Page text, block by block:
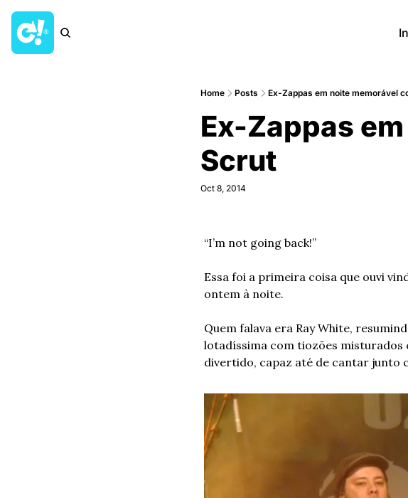
Home Posts Ex-Zappas em noite memorável
Ex-Zappas
Scrut
Oct 8, 2014
“I’m not going back!”
Essa foi a primeira coisa que ouvi
ontem à noite.
Quem falava era Ray White,
lotadíssima com tiozões misturados
divertido, capaz até de cantar junto